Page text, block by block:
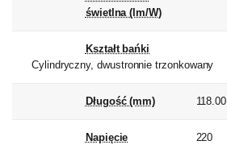
świetlna (lm/W)
Kształt bańki
Cylindryczny, dwustronnie trzonkowany
Długość (mm) 118.00
Napięcie
220